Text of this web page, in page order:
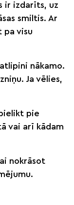
ir izdarīts, uz
smiltis. Ar
pa visu
nākamo.
Ja vēlies,
pie
vai arī kādam
nokrāsot